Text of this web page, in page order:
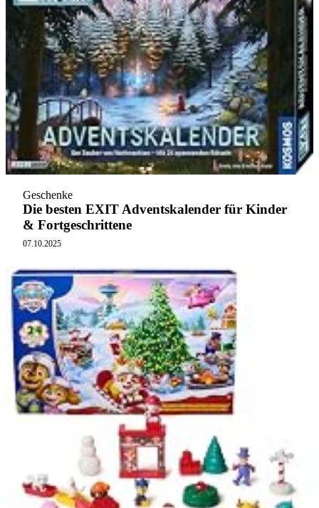
Geschenke
Die besten EXIT Adventskalender für Kinder
& Fortgeschrittene
07.10.2025